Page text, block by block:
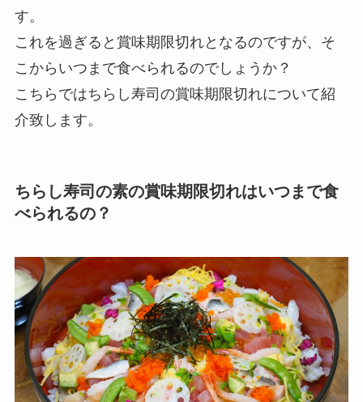
す。
これを過ぎると賞味期限切れとなるのですが、そ
こからいつまで食べられるのでしょうか？
こちらではちらし寿司の賞味期限切れについて紹
介致します。
ちらし寿司の素の賞味期限切れはいつまで食
べられるの？